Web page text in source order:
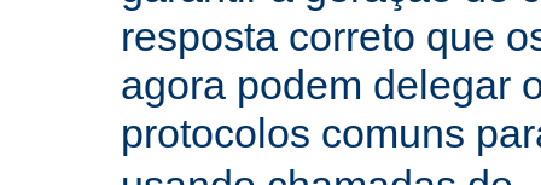
resposta correto que
agora podem delegar
protocolos comuns